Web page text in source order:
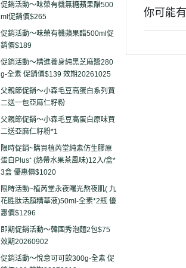
促銷活動～味榮有機無糖蘋果醋500
ml促銷價$265
促銷活動～味榮有機蘋果醋500ml促
銷價$189
促銷活動～精進養身純黑芝麻醬280
g-全素 促銷價$139 效期20261025
父親節促銷～小森毛豆高蛋白系列買
二送一包亞麻仁籽粉
父親節促銷～小森毛豆高蛋白原味買
二送亞麻仁籽粉*1
限時促銷~購買植芮堂純素仿生膠原
蛋白Plus⁺ (熱帶水果茶風味)12入/盒*
3盒 優惠價$1020
限時活動~植芮堂永夜曙光熬夜肌( 九
花胜肽活顏精華液)50ml-全素*2瓶 優
惠價$1296
即期促銷活動～韓國秀泡麵2包$75
效期20260902
促銷活動～悅意可可飲300g-全素 促
你可能